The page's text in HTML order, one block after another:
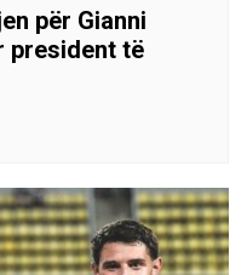
për Gianni
president të